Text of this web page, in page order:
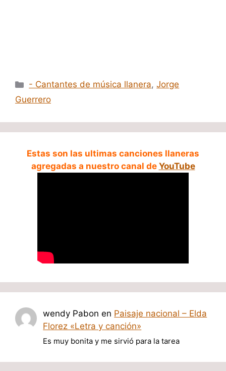
Categorías
- Cantantes de música llanera,Jorge
Guerrero
Estas son las ultimas canciones llaneras
agregadas a nuestro canal de YouTube
wendy Pabon en Paisaje nacional – Elda
Florez «Letra y canción»
Es muy bonita y me sirvió para la tarea